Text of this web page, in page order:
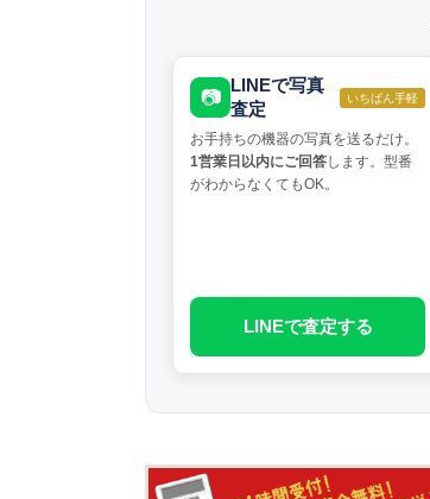
📷
LINEで写真
査定
いちばん手軽
お手持ちの機器の写真を送るだけ。
1営業日以内にご回答します。型番
がわからなくてもOK。
LINEで査定する